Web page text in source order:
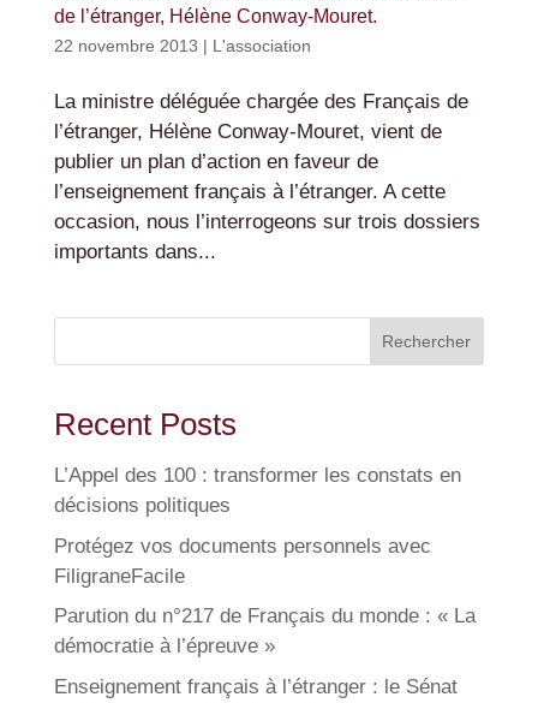
de l’étranger, Hélène Conway-Mouret.
22 novembre 2013 | L'association
La ministre déléguée chargée des Français de
l’étranger, Hélène Conway-Mouret, vient de
publier un plan d’action en faveur de
l’enseignement français à l’étranger. A cette
occasion, nous l’interrogeons sur trois dossiers
importants dans...
Rechercher
Recent Posts
L’Appel des 100 : transformer les constats en
décisions politiques
Protégez vos documents personnels avec
FiligraneFacile
Parution du n°217 de Français du monde : « La
démocratie à l’épreuve »
Enseignement français à l’étranger : le Sénat